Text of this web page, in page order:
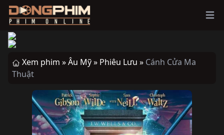
Xem phim »Âu Mỹ » Phiêu Lưu » Cánh Cửa Ma
Thuật